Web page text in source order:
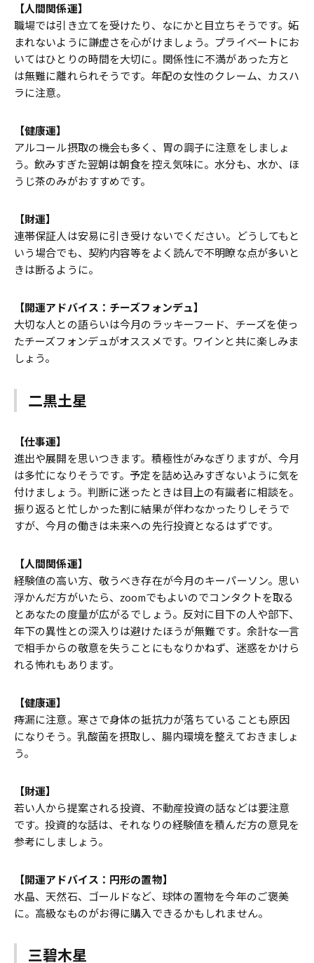
【人間関係運】
職場では引き立てを受けたり、なにかと目立ちそうです。妬
まれないように謙虚さを心がけましょう。プライベートにお
いてはひとりの時間を大切に。関係性に不満があった方と
は無難に離れられそうです。年配の女性のクレーム、カスハ
ラに注意。
【健康運】
アルコール摂取の機会も多く、胃の調子に注意をしましょ
う。飲みすぎた翌朝は朝食を控え気味に。水分も、水か、ほ
うじ茶のみがおすすめです。
【財運】
連帯保証人は安易に引き受けないでください。どうしてもと
いう場合でも、契約内容等をよく読んで不明瞭な点が多いと
きは断るように。
【開運アドバイス：チーズフォンデュ】
大切な人との語らいは今月のラッキーフード、チーズを使っ
たチーズフォンデュがオススメです。ワインと共に楽しみま
しょう。
二黒土星
【仕事運】
進出や展開を思いつきます。積極性がみなぎりますが、今月
は多忙になりそうです。予定を詰め込みすぎないように気を
付けましょう。判断に迷ったときは目上の有識者に相談を。
振り返ると忙しかった割に結果が伴わなかったりしそうで
すが、今月の働きは未来への先行投資となるはずです。
【人間関係運】
経験値の高い方、敬うべき存在が今月のキーパーソン。思い
浮かんだ方がいたら、zoomでもよいのでコンタクトを取る
とあなたの度量が広がるでしょう。反対に目下の人や部下、
年下の異性との深入りは避けたほうが無難です。余計な一言
で相手からの敬意を失うことにもなりかねず、迷惑をかけら
れる怖れもあります。
【健康運】
痔漏に注意。寒さで身体の抵抗力が落ちていることも原因
になりそう。乳酸菌を摂取し、腸内環境を整えておきましょ
う。
【財運】
若い人から提案される投資、不動産投資の話などは要注意
です。投資的な話は、それなりの経験値を積んだ方の意見を
参考にしましょう。
【開運アドバイス：円形の置物】
水晶、天然石、ゴールドなど、球体の置物を今年のご褒美
に。高級なものがお得に購入できるかもしれません。
三碧木星